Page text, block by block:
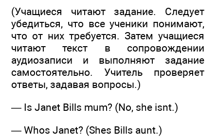
(Учащиеся читают задание. Следует
убедиться, что все ученики понимают,
что от них требуется. Затем учащиеся
читают текст в сопровождении
аудиозаписи и выполняют задание
самостоятельно. Учитель проверяет
ответы, задавая вопросы.)
— Is Janet Bills mum? (No, she isnt.)
— Whos Janet? (Shes Bills aunt.)